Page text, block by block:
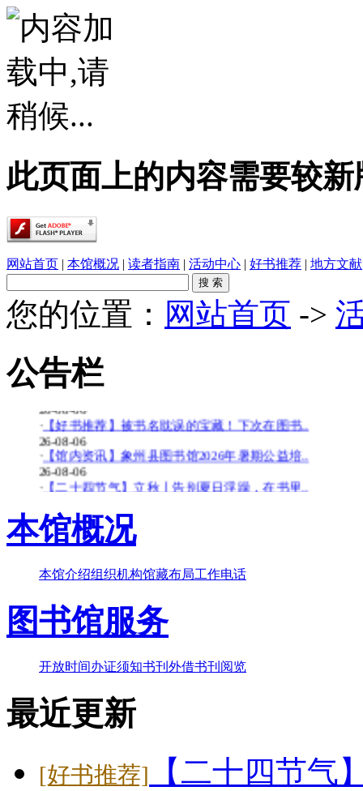
此页面上的内容需要较
网站首页 | 本馆概况 | 读者指南 | 活动中心 | 好书推荐 | 地方文献
您的位置： 网站首页 ->
公告栏
春雨润乡土，书香伴童行——象州县文化广电..
26-08-06
【少儿多媒体图书馆】背了八百遍《出师表》..
【好书推荐】被书名耽误的宝藏！下次在图书..
26-08-06
· 【馆内资讯】象州县图书馆2026年暑期公益培..
26-08-06
· 【二十四节气】立秋丨告别夏日浮躁，在书里..
【少儿多媒体图书馆】边画边学！超有趣的少..
26-07-20
·【暑期公益培训班】象州县图书馆2026年暑期..
·【好书推荐】大暑天容易犯困？这些“烧脑”..
·【共读八桂-乡音童韵】广西桂林图书馆“共读..
26-07-20
·【二十四节气】大暑-_-大暑至-夏更浓
26-07-20
本馆概况
本馆介绍组织机构馆藏布局工作电话
图书馆服务
开放时间办证须知书刊外借书刊阅览
最近更新
[好书推荐] 【二十四节气